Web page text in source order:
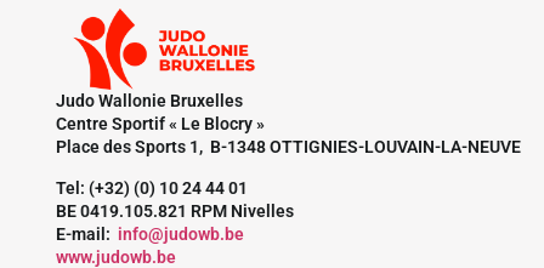
Judo Wallonie Bruxelles
Centre Sportif « Le Blocry »
Place des Sports 1, B-1348 OTTIGNIES-LOUVAIN-LA-NEUVE
Tel: (+32) (0) 10 24 44 01
BE 0419.105.821 RPM Nivelles
E-mail: info@judowb.be
www.judowb.be